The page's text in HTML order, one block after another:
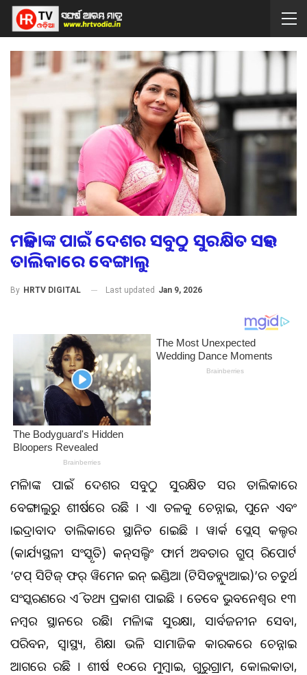
ମହିଳାଙ୍କ ପାଇଁ ଦେଶର ସବୁଠୁ ସୁରକ୍ଷିତ ସହର
ତାଲିକାରେ ବେଙ୍ଗାଲୁ
By HRTV DIGITAL Last updated Jan 9, 2026
ମହିଳାଙ୍କ ପାଇଁ ଦେଶର ସବୁଠୁ ସୁରକ୍ଷିତ ସହର ତାଲିକାରେ
ବେଙ୍ଗାଲୁରୁ ଶୀର୍ଷରେ ରହିଛି । ଏହା ତଳକୁ ଚେନ୍ନାଇ, ପୁନେ ଏବଂ
ହାଇଦ୍ରାବାଦ ତାଲିକାରେ ସ୍ଥାନିତ ହୋଇଛି । ୱାର୍କ ପ୍ଲେସ୍ କଲ୍ଚର
(କାର୍ଯ୍ୟସ୍ଥଳୀ ସଂସ୍କୃତି) କନ୍‌ସଲ୍ଟିଂ ଫାର୍ମ ଅବତାର ଗ୍ରୁପ୍ ରିପୋର୍ଟ
‘ଟପ୍ ସିଟିଜ୍ ଫର୍ ୱିମେନ ଇନ୍ ଇଣ୍ଡିଆ (ଟିସିଡବ୍ଲ୍ୟୁଆଇ)’ର ଚତୁର୍ଥ
ସଂସ୍କରଣରେ ଏହି ତଥ୍ୟ ପ୍ରକାଶ ପାଇଛି । ତେବେ ଭୁବନେଶ୍ୱର ୧୩
ନମ୍ବର ସ୍ଥାନରେ ରହିଛି। ମହିଳାଙ୍କ ସୁରକ୍ଷା, ସାର୍ବଜନୀନ ସେବା,
ପରିବହନ, ସ୍ୱାସ୍ଥ୍ୟ, ଶିକ୍ଷା ଭଳି ସାମାଜିକ କାରକରେ ଚେନ୍ନାଇ
ଆଗରେ ରହିଛି । ଶୀର୍ଷ ୧୦ରେ ମୁମ୍ବାଇ, ଗୁରୁଗ୍ରାମ, କୋଲକାତା,